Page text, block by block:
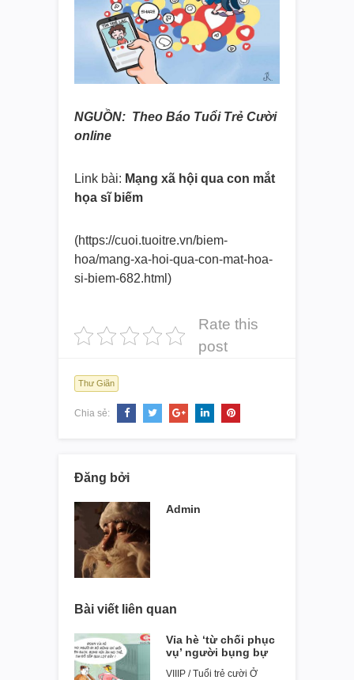
NGUỒN: Theo Báo Tuổi Trẻ Cười
online
Link bài: Mạng xã hội qua con mắt
họa sĩ biếm
(https://cuoi.tuoitre.vn/biem-
hoa/mang-xa-hoi-qua-con-mat-hoa-
si-biem-682.html)
Rate this
post
Thư Giãn
Chia sẻ:
Đăng bởi
Admin
Bài viết liên quan
Vỉa hè ‘từ chối phục
vụ’ người bụng bự
VIIIP / Tuổi trẻ cười Ở